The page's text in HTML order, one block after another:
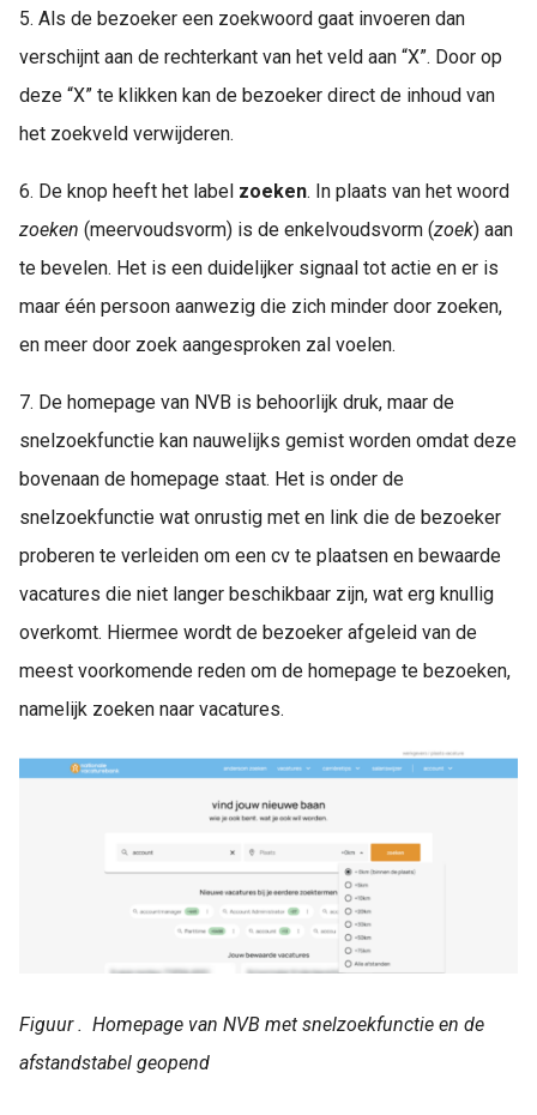
5. Als de bezoeker een zoekwoord gaat invoeren dan
verschijnt aan de rechterkant van het veld aan “X”. Door op
deze “X” te klikken kan de bezoeker direct de inhoud van
het zoekveld verwijderen.
6. De knop heeft het label zoeken. In plaats van het woord
zoeken (meervoudsvorm) is de enkelvoudsvorm (zoek) aan
te bevelen. Het is een duidelijker signaal tot actie en er is
maar één persoon aanwezig die zich minder door zoeken,
en meer door zoek aangesproken zal voelen.
7. De homepage van NVB is behoorlijk druk, maar de
snelzoekfunctie kan nauwelijks gemist worden omdat deze
bovenaan de homepage staat. Het is onder de
snelzoekfunctie wat onrustig met en link die de bezoeker
proberen te verleiden om een cv te plaatsen en bewaarde
vacatures die niet langer beschikbaar zijn, wat erg knullig
overkomt. Hiermee wordt de bezoeker afgeleid van de
meest voorkomende reden om de homepage te bezoeken,
namelijk zoeken naar vacatures.
Figuur . Homepage van NVB met snelzoekfunctie en de
afstandstabel geopend